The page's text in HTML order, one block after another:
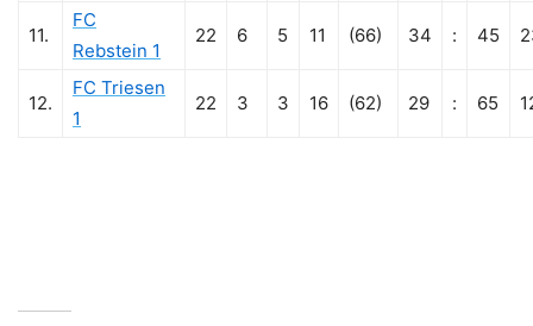
11.
FC
Rebstein 1
22 6 5 11 (66) 34 : 45
12.
FC Triesen
1
22 3 3 16 (62) 29 : 65